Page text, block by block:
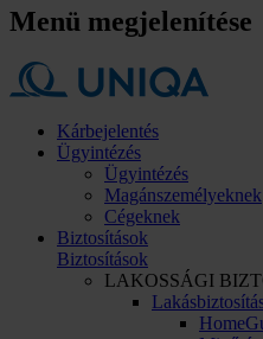
Menü megjelenítése
Kárbejelentés
Ügyintézés
Ügyintézés
Magánszemélyeknek
Cégeknek
Biztosítások
Biztosítások
LAKOSSÁGI